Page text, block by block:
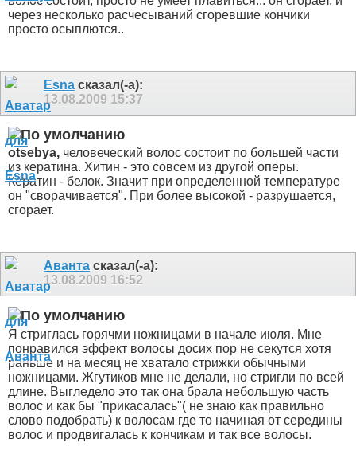
через несколько расчесываний сгоревшие кончики
просто осыплются..
Esna сказал(-а):
13.08.2009 15:37
otsebya, человеческий волос состоит по большей части
из кератина. Хитин - это совсем из другой оперы.
Кератин - белок. Значит при определенной температуре
он "сворачивается". При более высокой - разрушается,
сгорает.
Аванта сказал(-а):
13.08.2009 16:52
Я стриглась горячми ножницами в начале июля. Мне
понравился эффект волосы досих пор не секутся хотя
раньше и на месяц не хватало стрижки обычными
ножницами. Жгутиков мне не делали, но стригли по всей
длине. Выгледело это так она брала небольшую часть
волос и как бы "прикасалась"( не знаю как правильно
слово подобрать) к волосам где то начиная от середины
волос и продвигалась к кончикам и так все волосы.